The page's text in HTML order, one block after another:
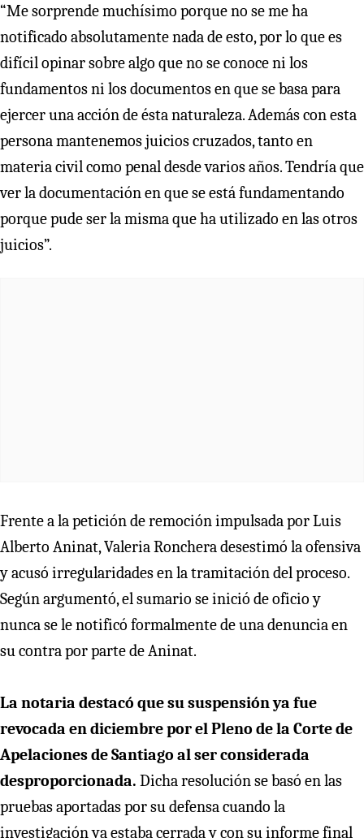
“Me sorprende muchísimo porque no se me ha
notificado absolutamente nada de esto, por lo que es
difícil opinar sobre algo que no se conoce ni los
fundamentos ni los documentos en que se basa para
ejercer una acción de ésta naturaleza. Además con esta
persona mantenemos juicios cruzados, tanto en
materia civil como penal desde varios años. Tendría que
ver la documentación en que se está fundamentando
porque pude ser la misma que ha utilizado en las otros
juicios”.
Frente a la petición de remoción impulsada por Luis
Alberto Aninat, Valeria Ronchera desestimó la ofensiva
y acusó irregularidades en la tramitación del proceso.
Según argumentó, el sumario se inició de oficio y
nunca se le notificó formalmente de una denuncia en
su contra por parte de Aninat.
La notaria destacó que su suspensión ya fue
revocada en diciembre por el Pleno de la Corte de
Apelaciones de Santiago al ser considerada
desproporcionada. Dicha resolución se basó en las
pruebas aportadas por su defensa cuando la
investigación ya estaba cerrada y con su informe final